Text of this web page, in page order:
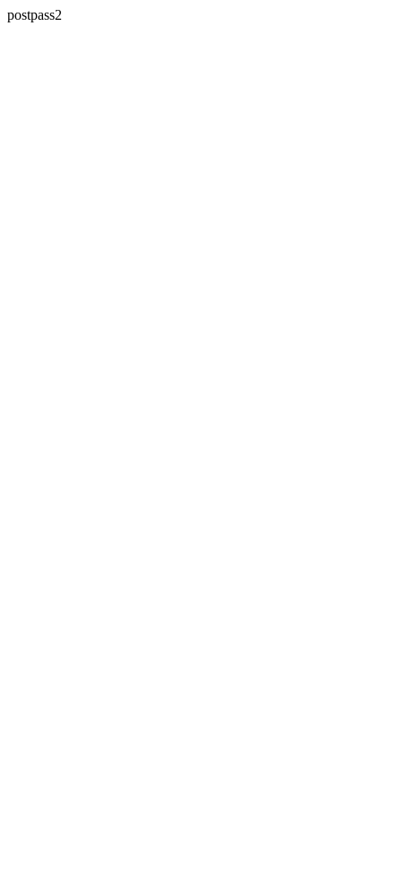
postpass2